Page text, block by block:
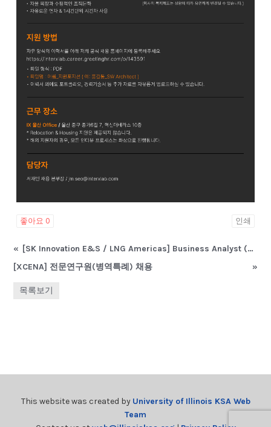
좋아요 0 인쇄
«
[SK Innovation E&S / LNG Americas] Business Analyst (신입~경력) 채용 공고
[XCENA] 전문연구원(병역특례) 채용
»
목록보기
This website was created by University of Illinois KSA Web
Team